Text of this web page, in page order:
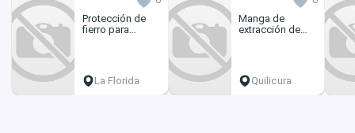
Protección de
fierro para
La Florida
Manga de
extracción de
Quilicura